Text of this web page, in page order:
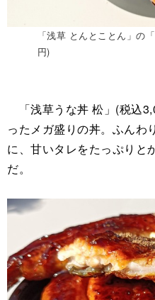
「浅草 とんとことん」の
円)
「浅草うな丼 松」(税込
ったメガ盛りの丼。ふんわ
に、甘いタレをたっぷりと
だ。